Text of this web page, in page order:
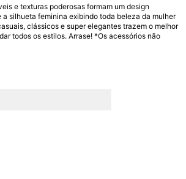
e texturas poderosas formam um design
silhueta feminina exibindo toda beleza da mulher
clássicos e super elegantes trazem o melhor
todos os estilos. Arrase! *Os acessórios não